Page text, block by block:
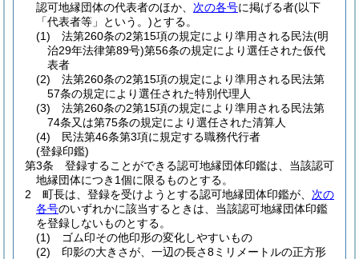
認可地縁団体の代表者のほか、 次の各号に掲げる者(以下
「代表者等」という。)とする。
(1)
法第260条の2第15項の規定により準用される民法(明
治29年法律第89号)第56条の規定により選任された仮代
表者
(2)
法第260条の2第15項の規定により準用される民法第
57条の規定により選任された特別代理人
(3)
法第260条の2第15項の規定により準用される民法第
74条又は第75条の規定により選任された清算人
(4)
民法第46条第3項に規定する職務代行者
(登録印鑑)
第3条
登録することができる認可地縁団体印鑑は、当該認可
地縁団体につき1個に限るものとする。
2
町長は、登録を受けようとする認可地縁団体印鑑が、 次の
各号のいずれかに該当するときは、当該認可地縁団体印鑑
を登録しないものとする。
(1)
ゴム印その他印形の変化しやすいもの
(2)
印影の大きさが、一辺の長さ8ミリメートルの正方形